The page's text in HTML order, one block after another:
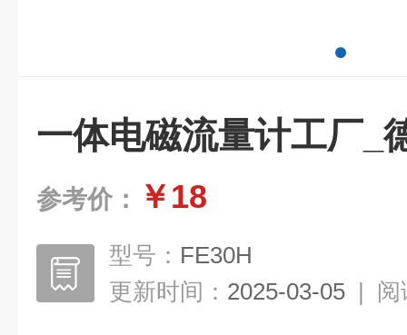
一体电磁流量计工厂_
参考价： ￥18
型号： FE30H
更新时间： 2025-03-05 | 阅